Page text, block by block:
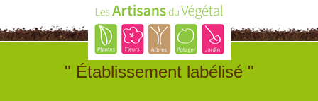
" Établissement labélisé "